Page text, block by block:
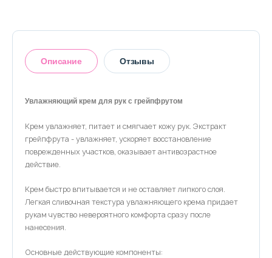
Описание Отзывы
Увлажняющий крем для рук с грейпфрутом
Крем увлажняет, питает и смягчает кожу рук. Экстракт
грейпфрута - увлажняет, ускоряет восстановление
поврежденных участков, оказывает антивозрастное
действие.
Крем быстро впитывается и не оставляет липкого слоя.
Легкая сливочная текстура увлажняющего крема придает
рукам чувство невероятного комфорта сразу после
нанесения.
Основные действующие компоненты:
Оставить отзыв